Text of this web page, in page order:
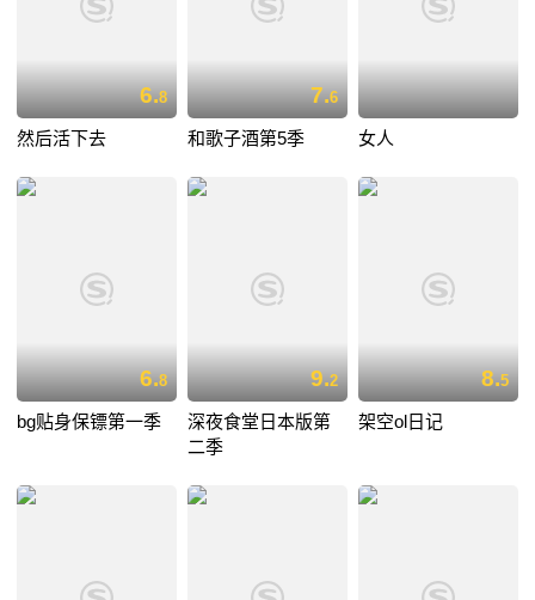
6.8
然后活下去
7.6
和歌子酒第5季 女人
6.8
bg贴身保镖第一季
9.2
深夜食堂日本版第
二季
8.5
架空ol日记